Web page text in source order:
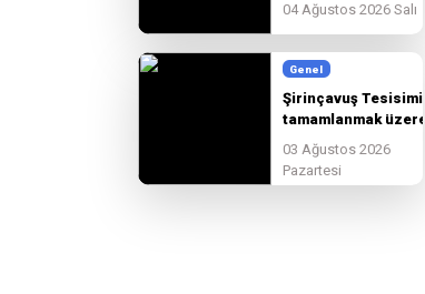
BAŞLADI!
04 Ağustos 2026 Salı
Genel
Şirinçavuş Tesisimiz
tamamlanmak üzere.
03 Ağustos 2026
Pazartesi